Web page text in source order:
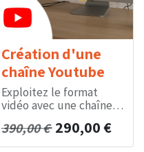
Création d'une
chaîne Youtube
Exploitez le format
vidéo avec une chaîne
professionnel, pour
publier des prises de
390,00€ 290,00€